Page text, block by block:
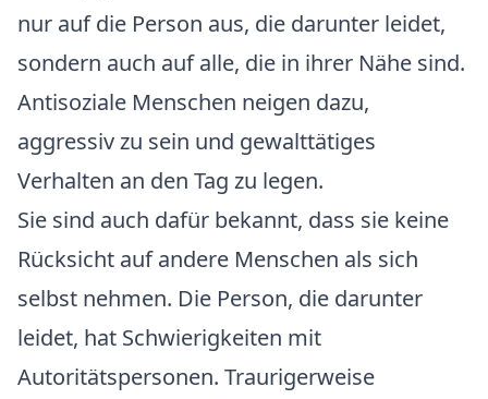
nur auf die Person aus, die darunter leidet,
sondern auch auf alle, die in ihrer Nähe sind.
Antisoziale Menschen neigen dazu,
aggressiv zu sein und gewalttätiges
Verhalten an den Tag zu legen.
Sie sind auch dafür bekannt, dass sie keine
Rücksicht auf andere Menschen als sich
selbst nehmen. Die Person, die darunter
leidet, hat Schwierigkeiten mit
Autoritätspersonen. Traurigerweise